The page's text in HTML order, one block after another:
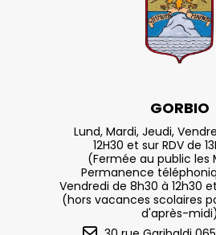
GORBIO
Lund, Mardi, Jeudi,
12H30 et sur RDV de
(Fermée au public les
Permanence
Vendredi de 8h30 à 12h30 et
(hors vacances scolaires
d'après-midi)